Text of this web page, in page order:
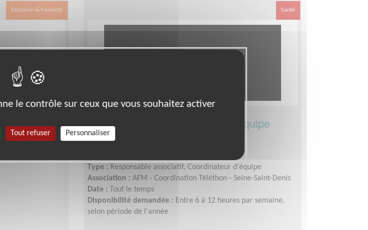
Exclusion & Pauvreté Santé
Responsable départemental d’équipe
bénévole Téléthon
Type : Responsable associatif, Coordinateur d'équipe
Association : AFM - Coordination Téléthon - Seine-Saint-Denis
Date :
Tout le temps
Disponibilité demandée : Entre 6 à 12 heures par semaine,
selon période de l'année
le contrôle sur ceux que vous souhaitez activer
Tout refuser Personnaliser